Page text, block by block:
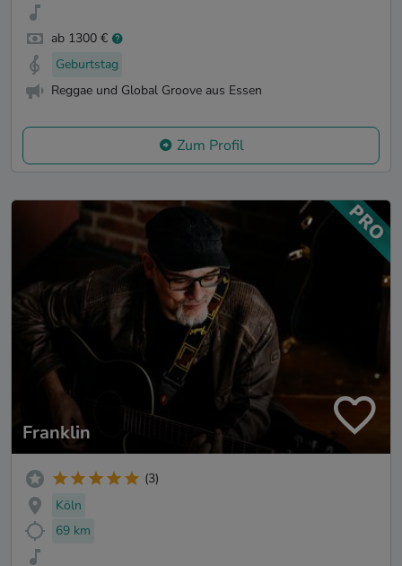
ab 1300 €
Geburtstag
Reggae und Global Groove aus Essen
Zum Profil
Franklin
(3)
Köln
69 km